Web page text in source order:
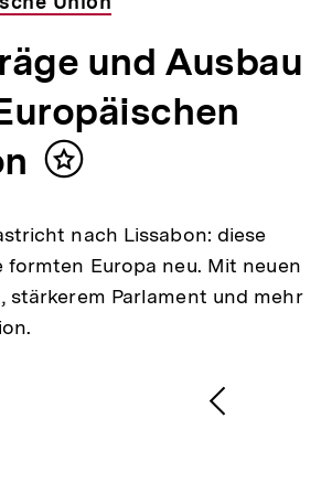
und Ausbau
Inhalt
nach Lissabon: diese
formten Europa neu. Mit neuen
stärkerem Parlament und mehr
Vorherigen